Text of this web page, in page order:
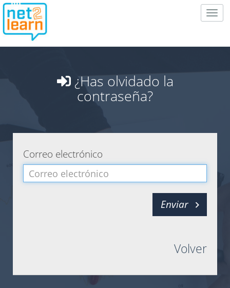
¿Has olvidado la
contraseña?
Correo electrónico
Enviar
Volver